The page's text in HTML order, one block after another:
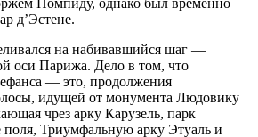
Помпиду, однако был временно
д’Эстене.
на набивавшийся шаг —
оси Парижа. Дело в том, что
— это, продолжения
идущей от монумента Людовику
чрез арку Карузель, парк
Триумфальную арку Этуаль и